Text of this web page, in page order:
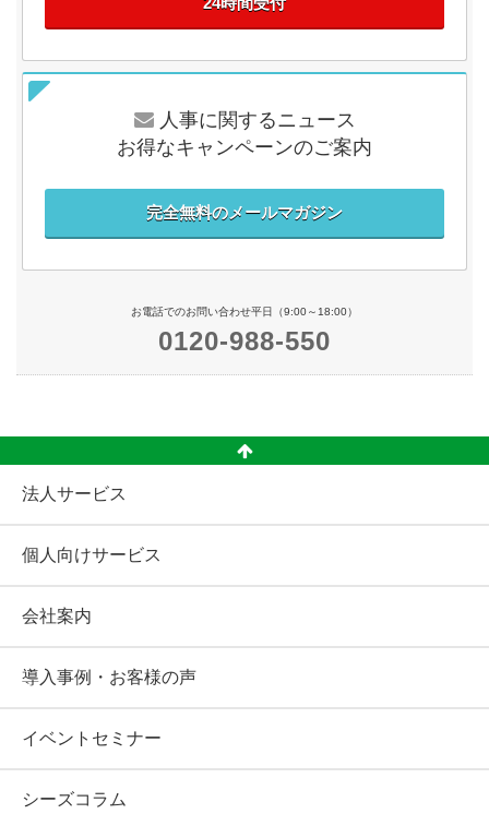
人事に関するニュース
お得なキャンペーンのご案内
完全無料のメールマガジン
お電話でのお問い合わせ平日（9:00～18:00）
0120-988-550
法人サービス
個人向けサービス
会社案内
導入事例・お客様の声
イベントセミナー
シーズコラム